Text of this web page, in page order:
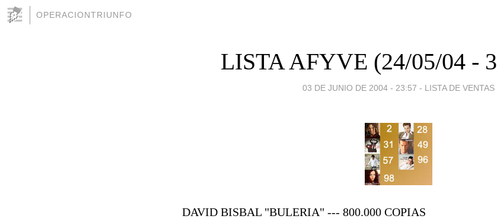
OPERACIONTRIUNFO
LISTA AFYVE (24/05/04 -
03 DE JUNIO DE 2004 - 23:57 - LISTA DE VENTAS
DAVID BISBAL "BULERIA" --- 800.000 COPIAS